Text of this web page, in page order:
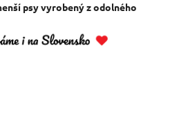
psy vyrobený z odolného